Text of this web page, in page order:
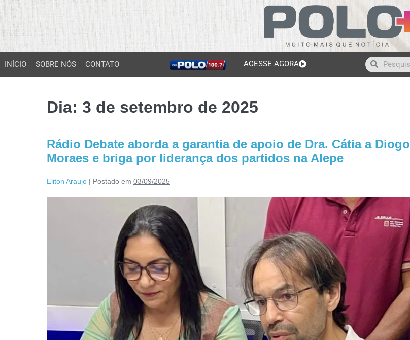
INÍCIO SOBRE NÓS CONTATO ACESSE AGORA
Dia: 3 de setembro de 2025
Rádio Debate aborda a garantia de apoio de Dra. Cátia a Diogo
Moraes e briga por liderança dos partidos na Alepe
Eliton Araujo | Postado em 03/09/2025